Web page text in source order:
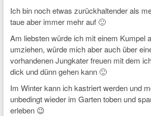
Ich bin noch etwas zurückhaltender als
taue aber immer mehr auf 🙂
Am liebsten würde ich mit einem Kumpel
umziehen, würde mich aber auch über
vorhandenen Jungkater freuen mit dem
dick und dünn gehen kann 🙂
Im Winter kann ich kastriert werden und
unbedingt wieder im Garten toben und
erleben 😉